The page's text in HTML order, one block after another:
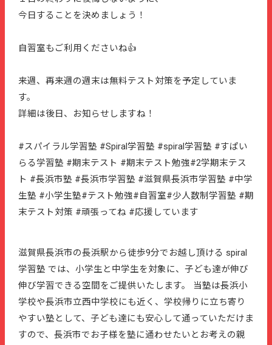
今日することを決めましょう！
自習室もご利用くださいね👍
来週、再来週の週末は無料テスト対策を予定していま
す。
詳細は後日、お知らせしますね！
#スパイラル学習塾 #Spiral学習塾 #spiral学習塾 #すぱい
らる学習塾 #期末テスト #期末テスト勉強#2学期末テス
ト #長浜市塾 #長浜市学習塾 #滋賀県長浜市学習塾 #中学
生塾 #小学生塾#テスト勉強#自習室#少人数制学習塾 #期
末テスト対策 #頑張ってね #応援しています
滋賀県長浜市の長浜駅から徒歩9分でお越し頂ける spiral
学習塾 では、小学生と中学生を対象に、子ども達が伸び
伸び学習できる空間をご提供いたします。 当塾は長浜小
学校や長浜市立西中学校にも近く、学校帰りに立ち寄り
やすい塾として、子ども達にも安心して通っていただけま
すので、長浜市でお子様を塾に通わせたいとお考えの親